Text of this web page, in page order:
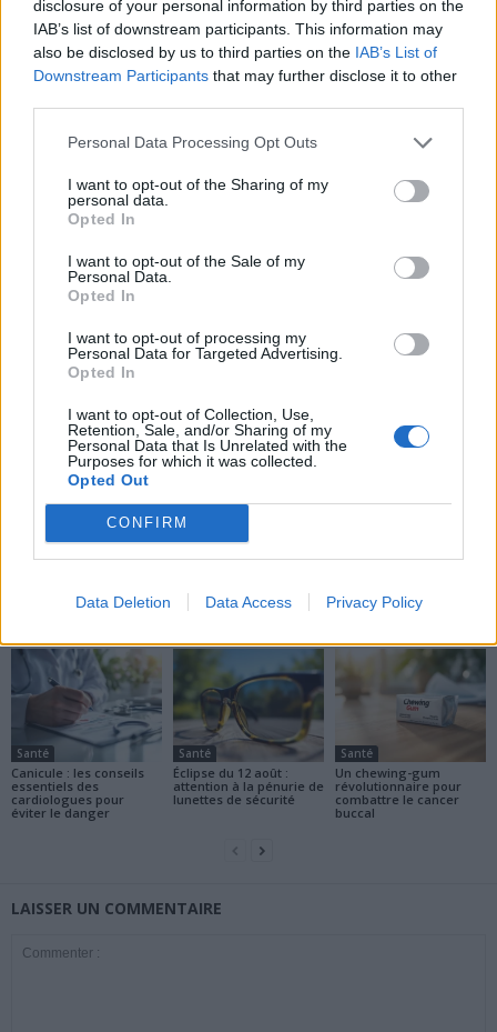
disclosure of your personal information by third parties on the
IAB’s list of downstream participants. This information may
also be disclosed by us to third parties on the IAB’s List of
Downstream Participants that may further disclose it to other
Personal Data Processing Opt Outs
I want to opt-out of the Sharing of my
personal data.
Opted In
I want to opt-out of the Sale of my
Personal Data.
Opted In
I want to opt-out of processing my
Personal Data for Targeted Advertising.
Opted In
I want to opt-out of Collection, Use,
Retention, Sale, and/or Sharing of my
Personal Data that Is Unrelated with the
Purposes for which it was collected.
Opted Out
CONFIRM
Data Deletion Data Access Privacy Policy
marche, mieux c’est, et le seuil nécessaire pour en tirer des
bénéfices est plus bas que ce que l’on pense. » Une motivation
supplémentaire pour encourager ceux qui hésitent à se lancer dans
Article précédent
Vaincre les maladies
secrets pour protéger
votre cœur
Article suivant
devenir une menace
ARTICLES CONNEXES PLUS DE L'AUTEUR
Santé
Canicule : les conseils
essentiels des
cardiologues pour
éviter le danger
Santé
Éclipse du 12 août :
attention à la pénurie de
lunettes de sécurité
Santé
Un chewing-gum
révolutionnaire pour
combattre le cancer
buccal
LAISSER UN COMMENTAIRE